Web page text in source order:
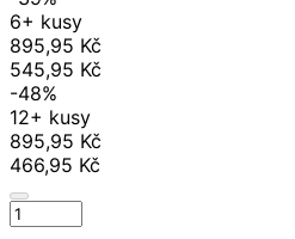
6+ kusy
895,95 Kč
545,95 Kč
-48%
12+ kusy
895,95 Kč
466,95 Kč